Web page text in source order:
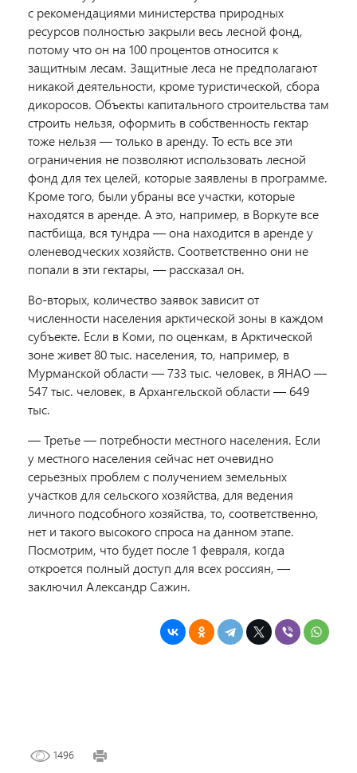
с рекомендациями министерства природных
ресурсов полностью закрыли весь лесной фонд,
потому что он на 100 процентов относится к
защитным лесам. Защитные леса не предполагают
никакой деятельности, кроме туристической, сбора
дикоросов. Объекты капитального строительства там
строить нельзя, оформить в собственность гектар
тоже нельзя — только в аренду. То есть все эти
ограничения не позволяют использовать лесной
фонд для тех целей, которые заявлены в программе.
Кроме того, были убраны все участки, которые
находятся в аренде. А это, например, в Воркуте все
пастбища, вся тундра — она находится в аренде у
оленеводческих хозяйств. Соответственно они не
попали в эти гектары, — рассказал он.
Во-вторых, количество заявок зависит от
численности населения арктической зоны в каждом
субъекте. Если в Коми, по оценкам, в Арктической
зоне живет 80 тыс. населения, то, например, в
Мурманской области — 733 тыс. человек, в ЯНАО —
547 тыс. человек, в Архангельской области — 649
тыс.
— Третье — потребности местного населения. Если
у местного населения сейчас нет очевидно
серьезных проблем с получением земельных
участков для сельского хозяйства, для ведения
личного подсобного хозяйства, то, соответственно,
нет и такого высокого спроса на данном этапе.
Посмотрим, что будет после 1 февраля, когда
откроется полный доступ для всех россиян, —
заключил Александр Сажин.
1496